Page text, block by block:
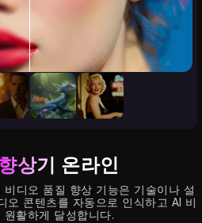
상기 온라인
디오 품질 향상 기능은 기술이나 설
오 콘텐츠를 자동으로 인식하고 AI 비
원활하게 달성합니다.